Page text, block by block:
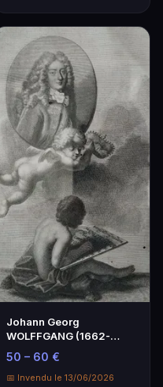
Johann Georg
WOLFFGANG (1662-
1744) d'après Carl
ZIRLLS, débu…
50 – 60 €
📅 Invendu le 13/06/2026